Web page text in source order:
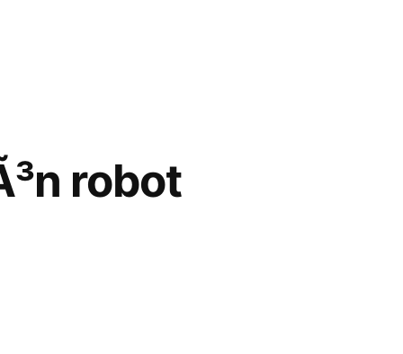
robot